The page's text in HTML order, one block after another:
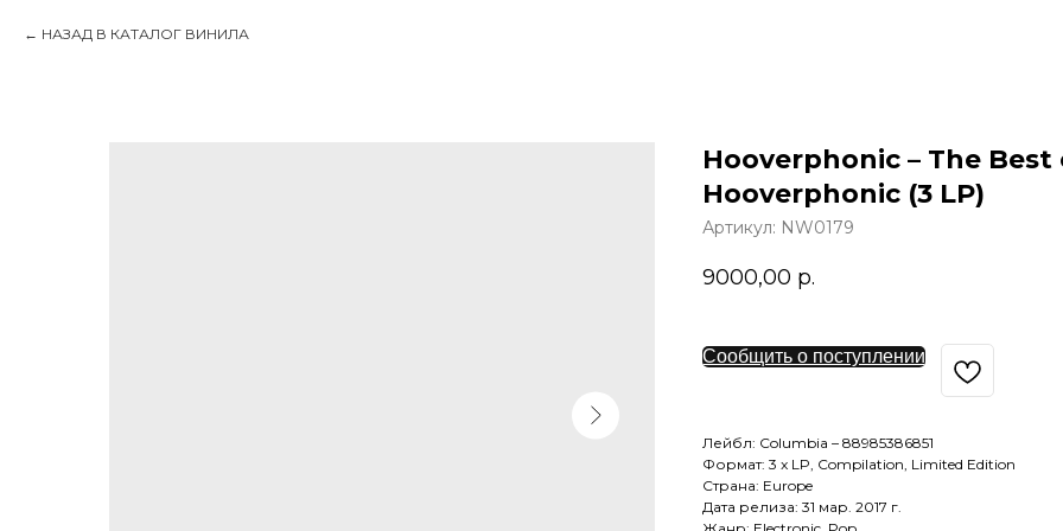
НАЗАД В КАТАЛОГ ВИНИЛА
Hooverphonic – The Best
Hooverphonic (3 LP)
Артикул: NW0179
9000,00 р.
Сообщить о поступлении
Лейбл: Columbia – 88985386851
Формат: 3 x LP, Compilation, Limited Edition
Страна: Europe
Дата релиза: 31 мар. 2017 г.